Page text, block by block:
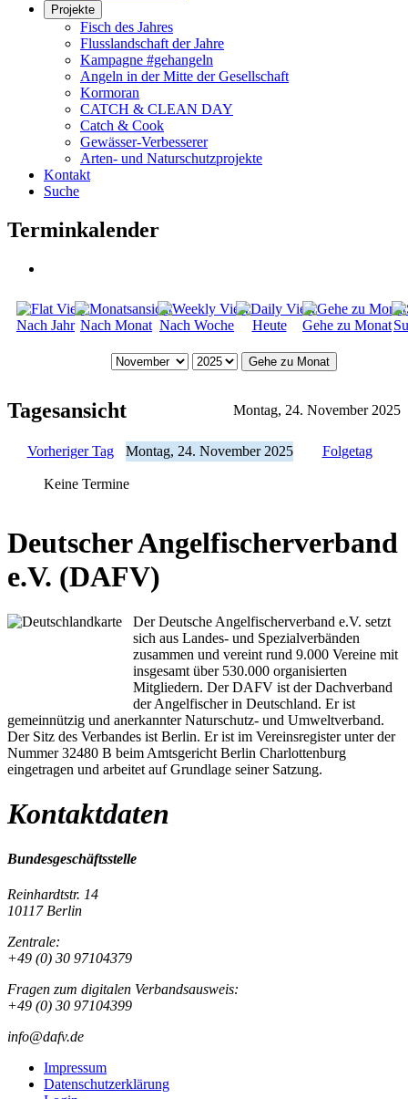
Projekte
Fisch des Jahres
Flusslandschaft der Jahre
Kampagne #gehangeln
Angeln in der Mitte der Gesellschaft
Kormoran
CATCH & CLEAN DAY
Catch & Cook
Gewässer-Verbesserer
Arten- und Naturschutzprojekte
Kontakt
Suche
Terminkalender
Nach Jahr Nach Monat Nach Woche Heute Gehe zu Monat
Gehe zu Monat
Tagesansicht Montag, 24. November 2025
Vorheriger Tag Montag, 24. November 2025 Folgetag
Keine Termine
Deutscher Angelfischerverband
e.V. (DAFV)
Der Deutsche Angelfischerverband e.V. setzt
sich aus Landes- und Spezialverbänden
zusammen und vereint rund 9.000 Vereine mit
insgesamt über 530.000 organisierten
Mitgliedern. Der DAFV ist der Dachverband
der Angelfischer in Deutschland. Er ist
gemeinnützig und anerkannter Naturschutz- und Umweltverband.
Der Sitz des Verbandes ist Berlin. Er ist im Vereinsregister unter der
Nummer 32480 B beim Amtsgericht Berlin Charlottenburg
eingetragen und arbeitet auf Grundlage seiner Satzung.
Kontaktdaten
Bundesgeschäftsstelle
Reinhardtstr. 14
10117 Berlin
Zentrale:
+49 (0) 30 97104379
Fragen zum digitalen Verbandsausweis:
+49 (0) 30 97104399
info@dafv.de
Impressum
Datenschutzerklärung